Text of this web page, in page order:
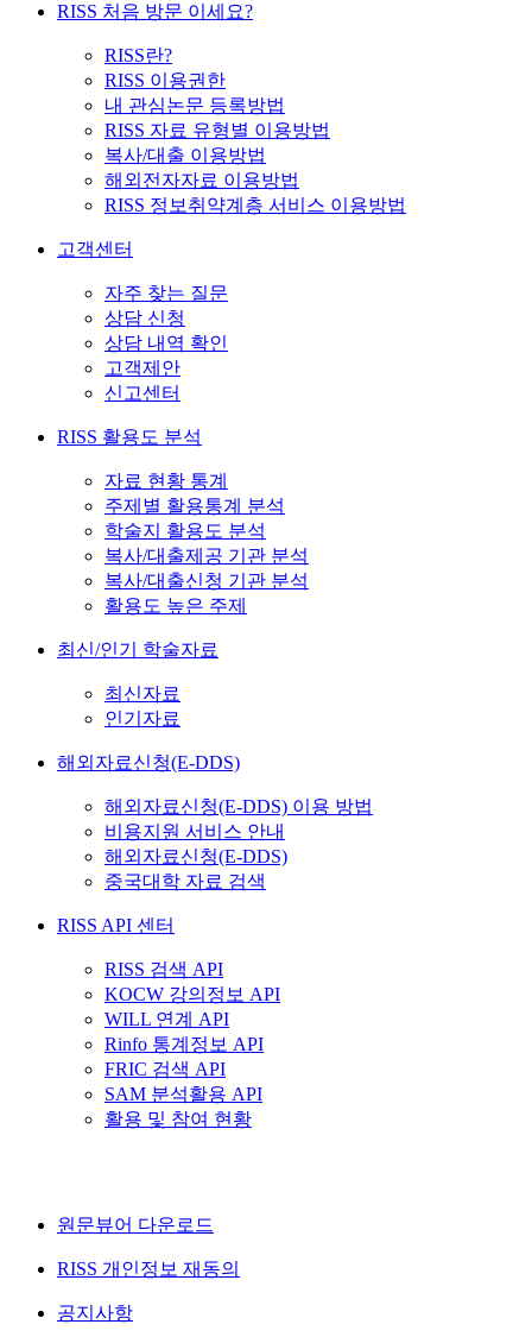
RISS 처음 방문 이세요?
RISS란?
RISS 이용권한
내 관심논문 등록방법
RISS 자료 유형별 이용방법
복사/대출 이용방법
해외전자자료 이용방법
RISS 정보취약계층 서비스 이용방법
고객센터
자주 찾는 질문
상담 신청
상담 내역 확인
고객제안
신고센터
RISS 활용도 분석
자료 현황 통계
주제별 활용통계 분석
학술지 활용도 분석
복사/대출제공 기관 분석
복사/대출신청 기관 분석
활용도 높은 주제
최신/인기 학술자료
최신자료
인기자료
해외자료신청(E-DDS)
해외자료신청(E-DDS) 이용 방법
비용지원 서비스 안내
해외자료신청(E-DDS)
중국대학 자료 검색
RISS API 센터
RISS 검색 API
KOCW 강의정보 API
WILL 연계 API
Rinfo 통계정보 API
FRIC 검색 API
SAM 분석활용 API
활용 및 참여 현황
원문뷰어 다운로드
RISS 개인정보 재동의
공지사항